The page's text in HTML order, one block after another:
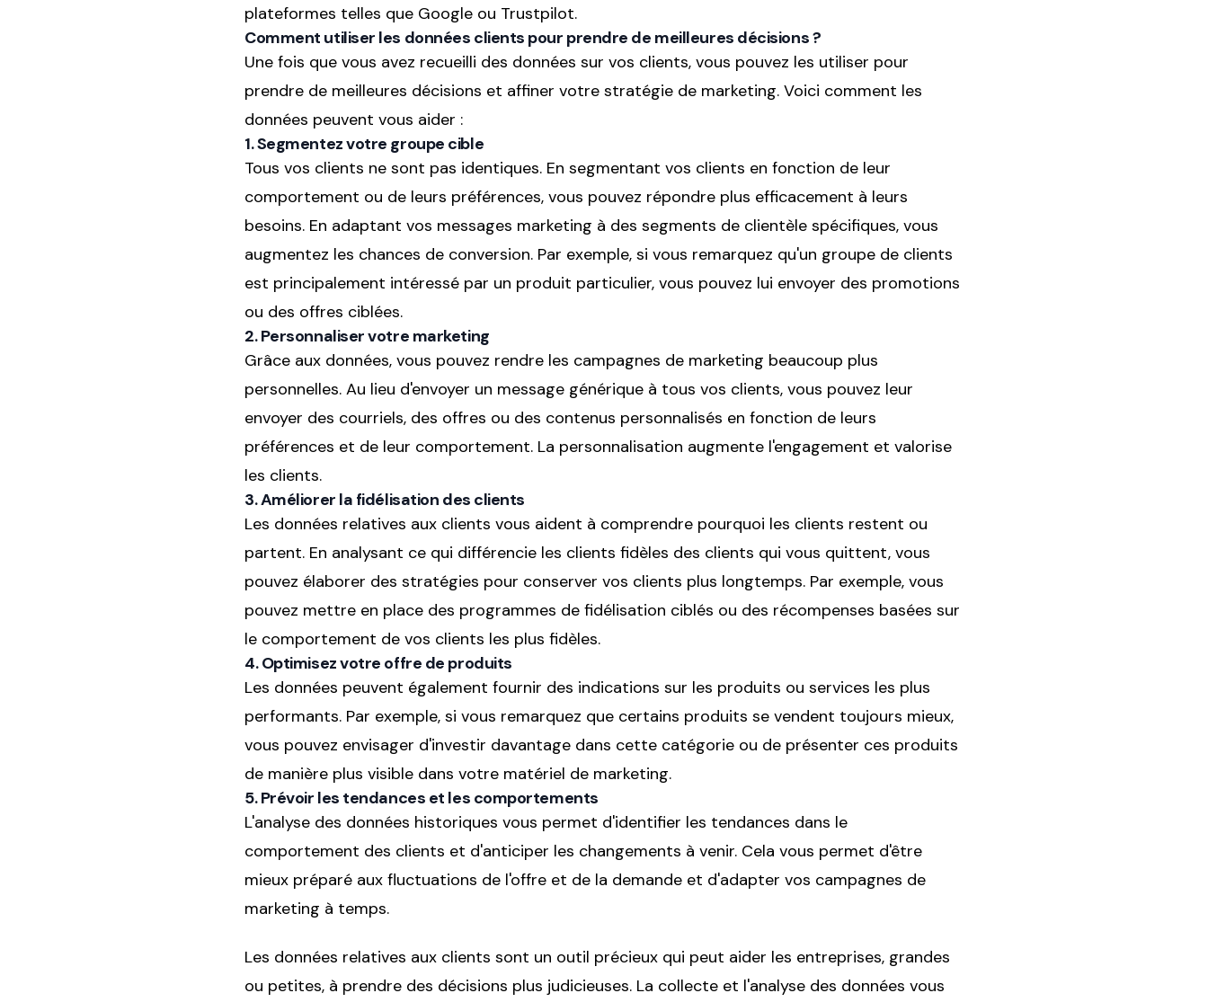
plateformes telles que Google ou Trustpilot.
Comment utiliser les données clients pour prendre de meilleures décisions ?
Une fois que vous avez recueilli des données sur vos clients, vous pouvez les utiliser pour
prendre de meilleures décisions et affiner votre stratégie de marketing. Voici comment les
données peuvent vous aider :
1. Segmentez votre groupe cible
Tous vos clients ne sont pas identiques. En segmentant vos clients en fonction de leur
comportement ou de leurs préférences, vous pouvez répondre plus efficacement à leurs
besoins. En adaptant vos messages marketing à des segments de clientèle spécifiques, vous
augmentez les chances de conversion. Par exemple, si vous remarquez qu'un groupe de clients
est principalement intéressé par un produit particulier, vous pouvez lui envoyer des promotions
ou des offres ciblées.
2. Personnaliser votre marketing
Grâce aux données, vous pouvez rendre les campagnes de marketing beaucoup plus
personnelles. Au lieu d'envoyer un message générique à tous vos clients, vous pouvez leur
envoyer des courriels, des offres ou des contenus personnalisés en fonction de leurs
préférences et de leur comportement. La personnalisation augmente l'engagement et valorise
les clients.
3. Améliorer la fidélisation des clients
Les données relatives aux clients vous aident à comprendre pourquoi les clients restent ou
partent. En analysant ce qui différencie les clients fidèles des clients qui vous quittent, vous
pouvez élaborer des stratégies pour conserver vos clients plus longtemps. Par exemple, vous
pouvez mettre en place des programmes de fidélisation ciblés ou des récompenses basées sur
le comportement de vos clients les plus fidèles.
4. Optimisez votre offre de produits
Les données peuvent également fournir des indications sur les produits ou services les plus
performants. Par exemple, si vous remarquez que certains produits se vendent toujours mieux,
vous pouvez envisager d'investir davantage dans cette catégorie ou de présenter ces produits
de manière plus visible dans votre matériel de marketing.
5. Prévoir les tendances et les comportements
L'analyse des données historiques vous permet d'identifier les tendances dans le
comportement des clients et d'anticiper les changements à venir. Cela vous permet d'être
mieux préparé aux fluctuations de l'offre et de la demande et d'adapter vos campagnes de
marketing à temps.
Les données relatives aux clients sont un outil précieux qui peut aider les entreprises, grandes
ou petites, à prendre des décisions plus judicieuses. La collecte et l'analyse des données vous